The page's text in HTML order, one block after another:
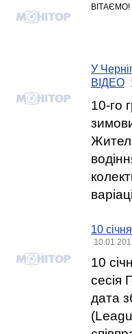
ВІТАЄМО!
У
ВІДЕО
10-го
10
10
сесія
дата